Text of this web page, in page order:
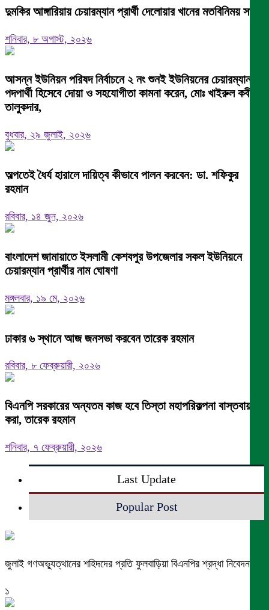
দুমকির আঙ্গারিয়ায় চেয়ারম্যান প্রার্থী দেলোয়ার খানের মতবিনিময় সভা
শনিবার, ৮ অগাস্ট, ২০২৬
আসন্ন ইউনিয়ন পরিষদ নির্বাচনে ২ নং শুনই ইউনিয়নের চেয়ারম্যান
পদপার্থী হিসেবে দোয়া ও সহযোগীতা কামনা করেন, মোঃ খাইরুল কবীর
তালুকদার,
বুধবার, ২৯ জুলাই, ২০২৬
অল্পতেই ধৈর্য হারালে দায়িত্ব কীভাবে পালন করবেন: ডা. শফিকুর
রহমান
রবিবার, ১৪ জুন, ২০২৬
বাংলাদেশ জামায়াতে ইসলামী কেশবপুর উপজেলার সকল ইউনিয়নে
চেয়ারম্যান প্রার্থীর নাম ঘোষণা
মঙ্গলবার, ১৯ মে, ২০২৬
ঢাকার ৬ স্থানে আজ জনসভা করবেন তারেক রহমান
রবিবার, ৮ ফেব্রুয়ারী, ২০২৬
বিএনপি সরকারের অন্যতম কাজ হবে তিস্তা মহাপরিকল্পনা বাস্তবায়ন
করা, তারেক রহমান
শনিবার, ৭ ফেব্রুয়ারী, ২০২৬
Last Update
Popular Post
জুলাই গণঅভ্যুত্থানের শহিদদের প্রতি ফুলবাড়িয়া বিএনপির শ্রদ্ধা নিবেদন
১